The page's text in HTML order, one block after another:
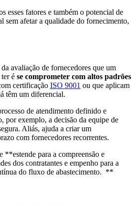
esses fatores e também o potencial de
sem afetar a qualidade do fornecimento,
avaliação de fornecedores que um
é se comprometer com altos padrões
certificação ISO 9001 ou que aplicam
têm um diferencial.
de atendimento definido e
por exemplo, a decisão da equipe de
Aliás, ajuda a criar um
com fornecedores recorrentes.
**estende para a compreensão e
dos contratantes e empenho para a
do fluxo de abastecimento. **